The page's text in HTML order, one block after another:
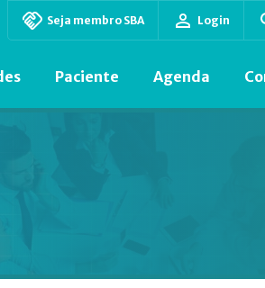
Seja membro SBA Login
Paciente Agenda